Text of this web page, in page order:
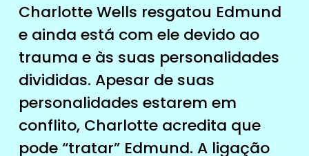
Charlotte Wells resgatou Edmund
e ainda está com ele devido ao
trauma e às suas personalidades
divididas. Apesar de suas
personalidades estarem em
conflito, Charlotte acredita que
pode “tratar” Edmund. A ligação